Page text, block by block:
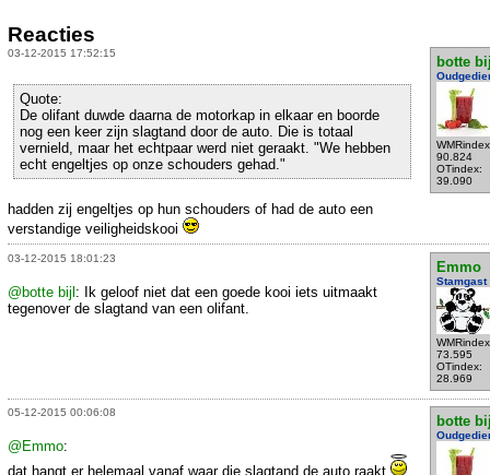
Reacties
03-12-2015 17:52:15
botte
90.824
OTindex:
39.090
Quote:
De olifant duwde daarna de motorkap in elkaar en boorde
nog een keer zijn slagtand door de auto. Die is totaal
vernield, maar het echtpaar werd niet geraakt. "We hebben
echt engeltjes op onze schouders gehad."
hadden zij engeltjes op hun schouders of had de auto een
verstandige veiligheidskooi
03-12-2015 18:01:23
Emmo
Stamgast
73.595
OTindex:
28.969
@botte bijl : Ik geloof niet dat een goede kooi iets uitmaakt
tegenover de slagtand van een olifant.
05-12-2015 00:06:08
botte
@Emmo:
dat hangt er helemaal vanaf waar die slagtand de auto raakt